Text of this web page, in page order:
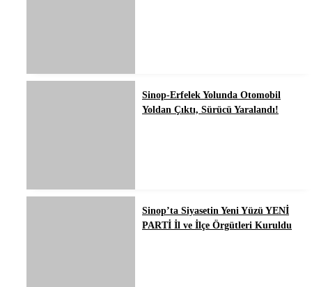
Sinop-Erfelek Yolunda Otomobil
Yoldan Çıktı, Sürücü Yaralandı!
Sinop’ta Siyasetin Yeni Yüzü YENİ
PARTİ İl ve İlçe Örgütleri Kuruldu